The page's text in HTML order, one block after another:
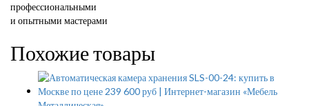
профессиональными
и опытными мастерами
Похожие товары